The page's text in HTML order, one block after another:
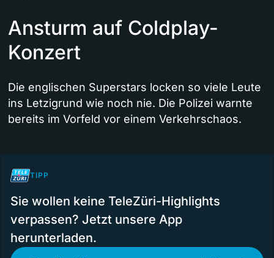
Ansturm auf Coldplay-
Konzert
Die englischen Superstars locken so viele Leute
ins Letzigrund wie noch nie. Die Polizei warnte
bereits im Vorfeld vor einem Verkehrschaos.
TIPP
Sie wollen keine TeleZüri-Highlights
verpassen? Jetzt unsere App
herunterladen.